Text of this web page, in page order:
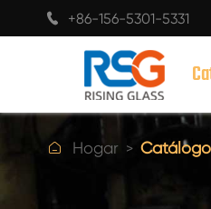
 +86-156-5301-5331
BOTELLAS DE VIDRIO
 Hogar Catálogo